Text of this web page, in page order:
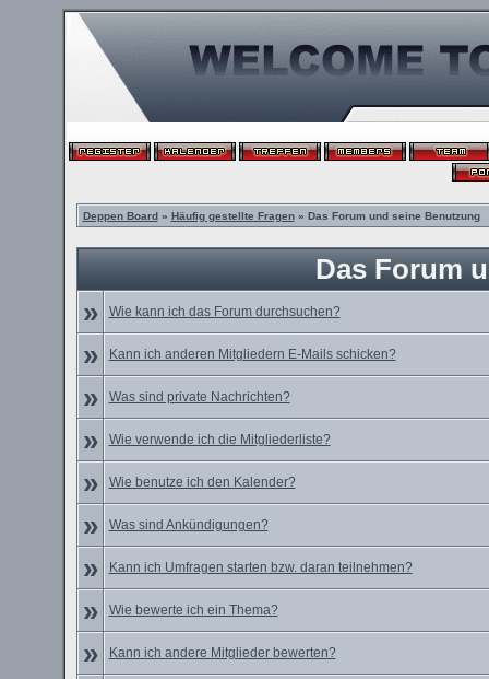
Deppen Board» Häufig gestellte Fragen» Das Forum und seine Benutzung
Das Forum
»
Wie kann ich das Forum durchsuchen?
» Kann ich anderen Mitgliedern E-Mails schicken?
» Was sind private Nachrichten?
» Wie verwende ich die Mitgliederliste?
» Wie benutze ich den Kalender?
» Was sind Ankündigungen?
» Kann ich Umfragen starten bzw. daran teilnehmen?
» Wie bewerte ich ein Thema?
» Kann ich andere Mitglieder bewerten?